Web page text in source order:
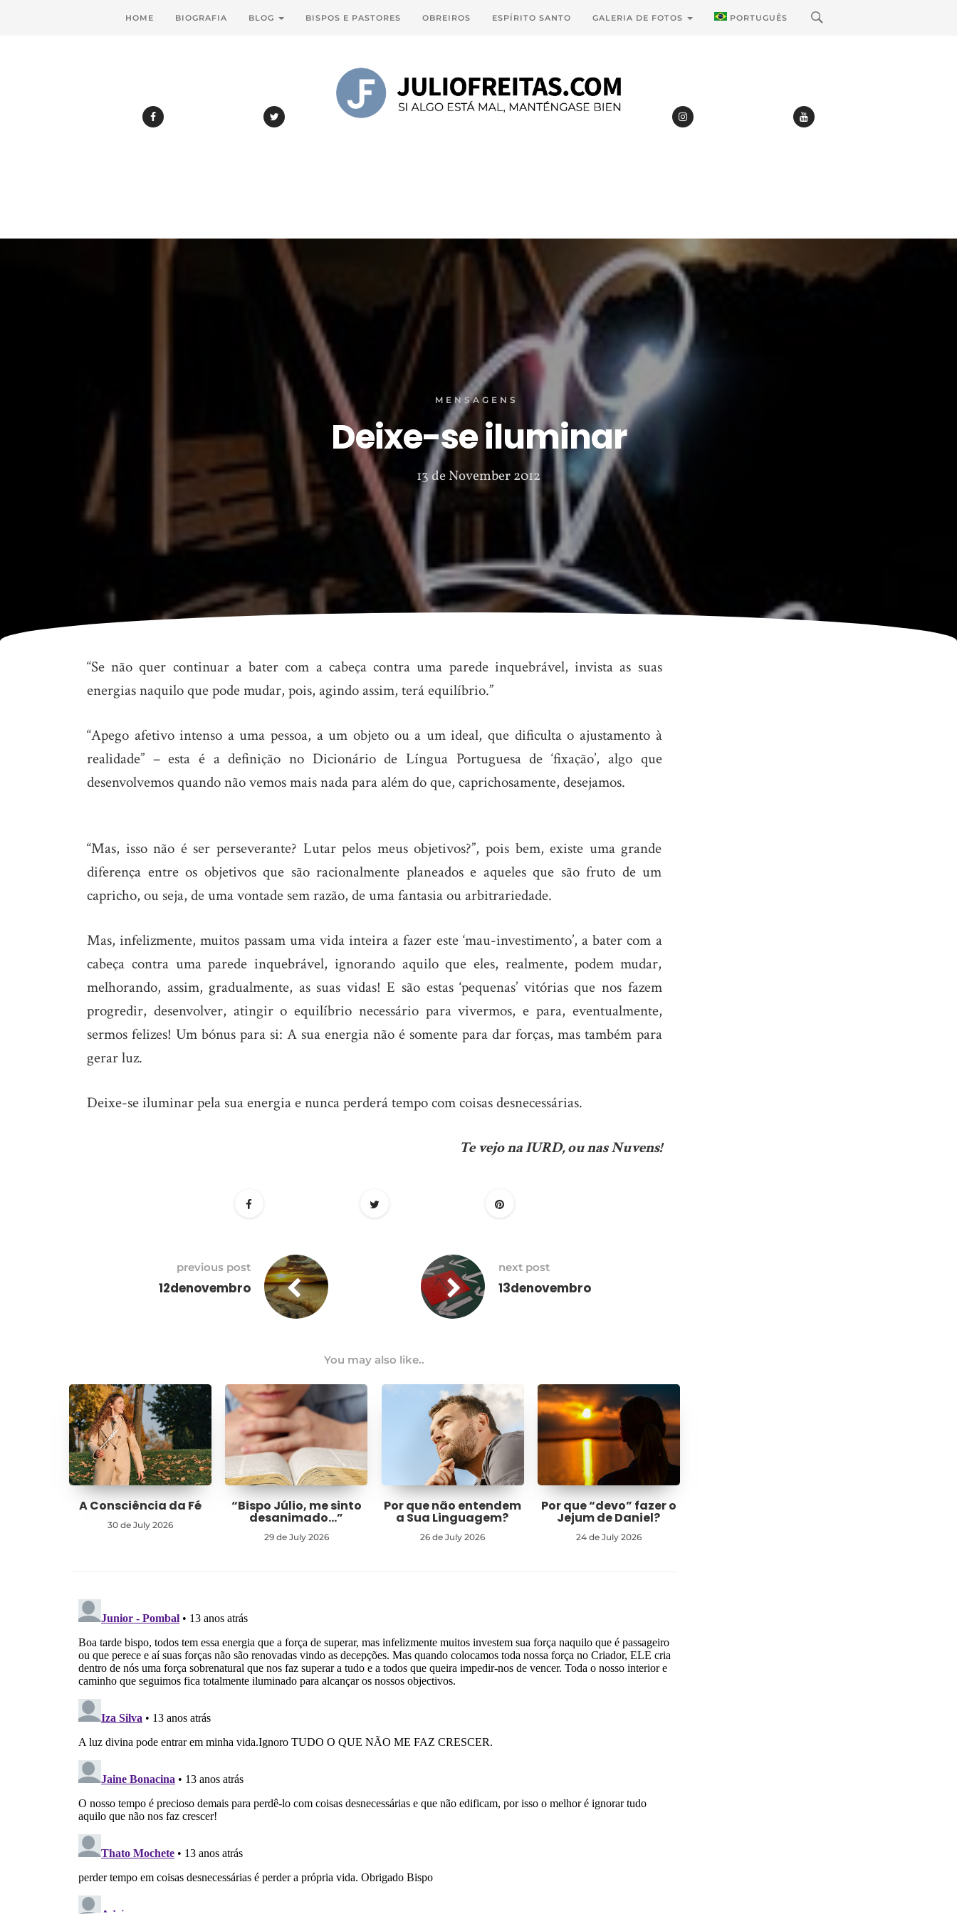
HOME BIOGRAFIA BLOG BISPOS E PASTORES OBREIROS ESPÍRITO SANTO GALERIA DE FOTOS PORTUGUÊS
MENSAGENS
Deixe-se iluminar
13 de November 2012
Deixe-
se
“Se não quer continuar a bater com a cabeça contra uma parede inquebrável, invista as suas
energias naquilo que pode mudar, pois, agindo assim, terá equilíbrio.”
“Apego afetivo intenso a uma pessoa, a um objeto ou a um ideal, que dificulta o ajustamento à
realidade” – esta é a definição no Dicionário de Língua Portuguesa de ‘fixação’, algo que
desenvolvemos quando não vemos mais nada para além do que, caprichosamente, desejamos.
“Mas, isso não é ser perseverante? Lutar pelos meus objetivos?”, pois bem, existe uma grande
diferença entre os objetivos que são racionalmente planeados e aqueles que são fruto de um
capricho, ou seja, de uma vontade sem razão, de uma fantasia ou arbitrariedade.
Mas, infelizmente, muitos passam uma vida inteira a fazer este ‘mau-investimento’, a bater com a
cabeça contra uma parede inquebrável, ignorando aquilo que eles, realmente, podem mudar,
melhorando, assim, gradualmente, as suas vidas! E são estas ‘pequenas’ vitórias que nos fazem
progredir, desenvolver, atingir o equilíbrio necessário para vivermos, e para, eventualmente,
sermos felizes! Um bónus para si: A sua energia não é somente para dar forças, mas também para
gerar luz.
Deixe-se iluminar pela sua energia e nunca perderá tempo com coisas desnecessárias.
Te vejo na IURD, ou nas Nuvens!
previous post
12denovembro
next post
13denovembro
You may also like..
A Consciência da Fé
30 de July 2026
“Bispo Júlio, me sinto
desanimado…”
29 de July 2026
Por que não entendem
a Sua Linguagem?
26 de July 2026
Por que “devo” fazer o
Jejum de Daniel?
24 de July 2026